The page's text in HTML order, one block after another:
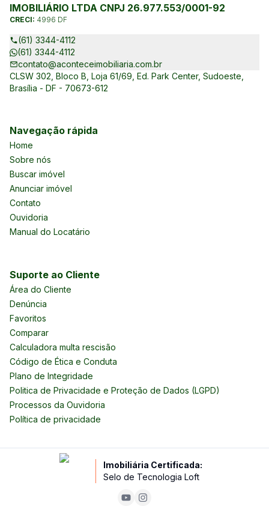
IMOBILIÁRIO LTDA CNPJ 26.977.553/0001-92
CRECI: 4996 DF
(61) 3344-4112
(61) 3344-4112
contato@aconteceimobiliaria.com.br
CLSW 302, Bloco B, Loja 61/69, Ed. Park Center, Sudoeste,
Brasília - DF - 70673-612
Navegação rápida
Home
Sobre nós
Buscar imóvel
Anunciar imóvel
Contato
Ouvidoria
Manual do Locatário
Suporte ao Cliente
Área do Cliente
Denúncia
Favoritos
Comparar
Calculadora multa rescisão
Código de Ética e Conduta
Plano de Integridade
Politica de Privacidade e Proteção de Dados (LGPD)
Processos da Ouvidoria
Política de privacidade
Imobiliária Certificada:
Selo de Tecnologia Loft